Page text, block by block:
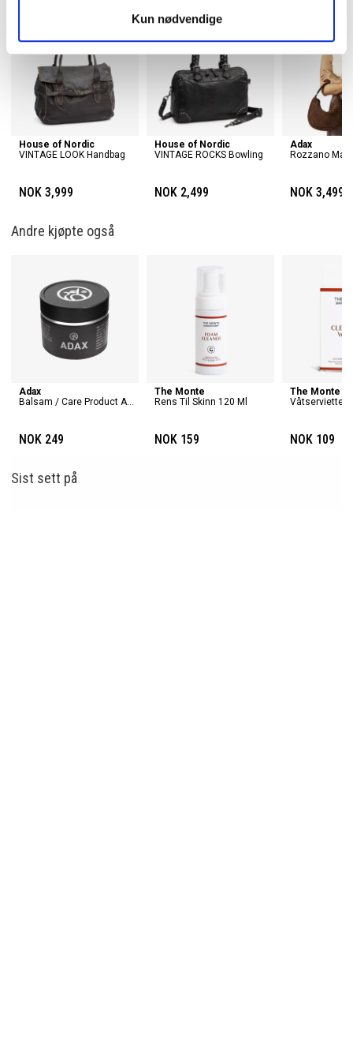
Kun nødvendige
VINTAGE LOOK Handbag
House of Nordic
NOK 3,999
VINTAGE ROCKS Bowling
House of Nordic
NOK 2,499
Rozzano
Adax
NOK 3,499
Andre kjøpte også
Balsam / Care Product Amine
Adax
NOK 249
Rens Til Skinn 120 Ml
The Monte
NOK 159
The Monte
NOK 109
Sist sett på